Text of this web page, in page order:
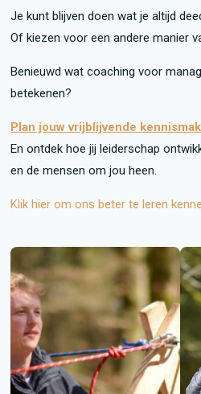
Je kunt blijven doen wat je altijd
Of kiezen voor een andere manier
Benieuwd wat coaching voor
betekenen?
Plan jouw vrijblijvende
En ontdek hoe jij leiderschap
en de mensen om jou heen.
Klik hier om ons beter te leren